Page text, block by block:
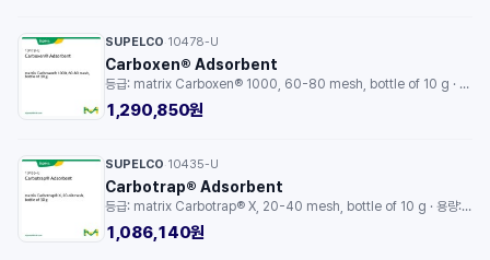
SUPELCO 10478-U
Carboxen® Adsorbent
등급: matrix Carboxen® 1000, 60-80 mesh, bottle of 10 g · 용량: 10G
1,290,850원
SUPELCO 10435-U
Carbotrap® Adsorbent
등급: matrix Carbotrap® X, 20-40 mesh, bottle of 10 g · 용량: 10G
1,086,140원